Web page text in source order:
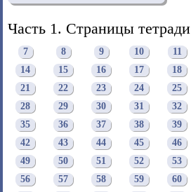
Часть 1. Страницы тетради
7 8 9 10 11
14
15 16 17 18
21
22 23 24 25
28
29 30 31 32
35
36 37 38 39
42
43 44 45 46
49
50 51 52 53
56
57 58 59 60